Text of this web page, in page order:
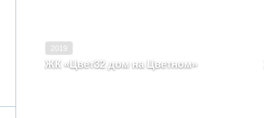
2019
ЖК «Цвет32 дом на Цветном»